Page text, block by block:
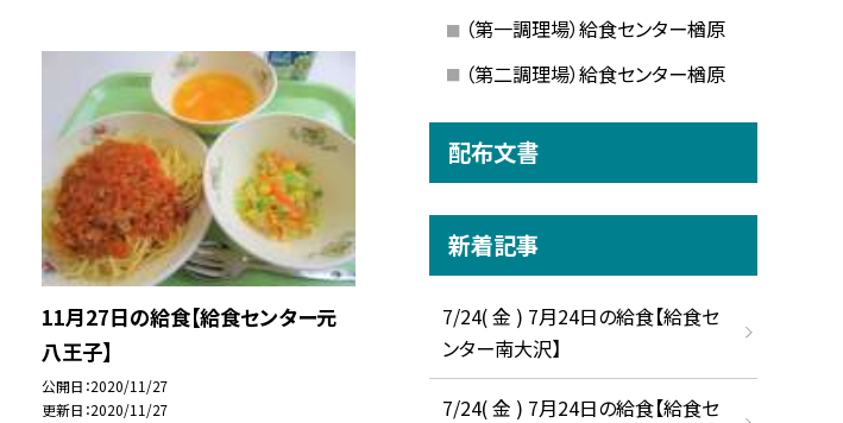
11月27日の給食【給食センター元
八王子】
公開日 2020/11/27
更新日 2020/11/27
（第一調理場）給食センター楢原
（第二調理場）給食センター楢原
配布文書
新着記事
7/24( 金 ) 7月24日の給食【給食セ
ンター南大沢】
7/24( 金 ) 7月24日の給食【給食セ